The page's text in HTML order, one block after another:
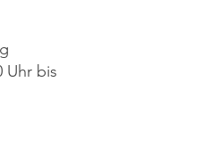
Uhr bis